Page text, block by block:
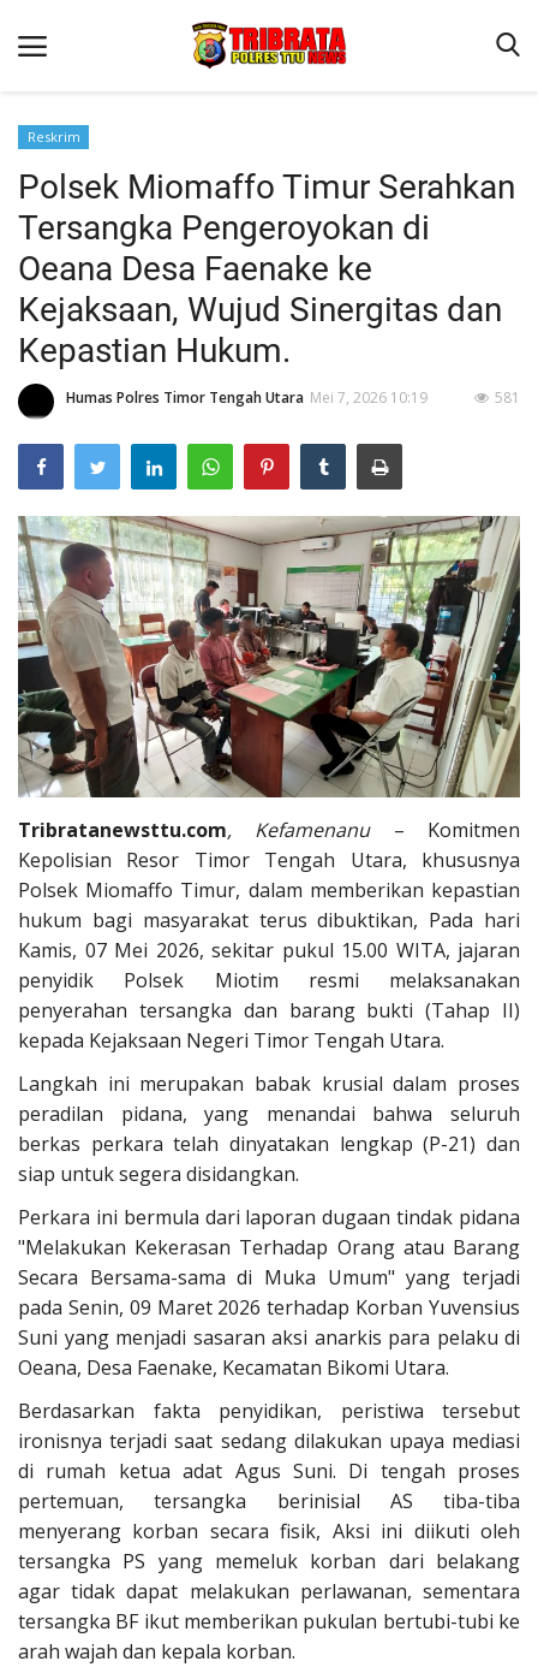
Beranda
Terms & Conditions
Reskrim
Binkam
Lantas
OPINI
Reskrim
Polsek Miomaffo Timur Serahkan
Tersangka Pengeroyokan di
Oeana Desa Faenake ke
Kejaksaan, Wujud Sinergitas dan
Kepastian Hukum.
Humas Polres Timor Tengah Utara Mei 7, 2026 10:19 581
Tribratanewsttu.com, Kefamenanu– Komitmen
Kepolisian Resor Timor Tengah Utara, khususnya
Polsek Miomaffo Timur, dalam memberikan kepastian
hukum bagi masyarakat terus dibuktikan, Pada hari
Kamis, 07 Mei 2026, sekitar pukul 15.00 WITA, jajaran
penyidik Polsek Miotim resmi melaksanakan
penyerahan tersangka dan barang bukti (Tahap II)
kepada Kejaksaan Negeri Timor Tengah Utara.
Langkah ini merupakan babak krusial dalam proses
peradilan pidana, yang menandai bahwa seluruh
berkas perkara telah dinyatakan lengkap (P-21) dan
siap untuk segera disidangkan.
Perkara ini bermula dari laporan dugaan tindak pidana
"Melakukan Kekerasan Terhadap Orang atau Barang
Secara Bersama-sama di Muka Umum" yang terjadi
pada Senin, 09 Maret 2026 terhadap Korban Yuvensius
Suni yang menjadi sasaran aksi anarkis para pelaku di
Oeana, Desa Faenake, Kecamatan Bikomi Utara.
Berdasarkan fakta penyidikan, peristiwa tersebut
ironisnya terjadi saat sedang dilakukan upaya mediasi
di rumah ketua adat Agus Suni. Di tengah proses
pertemuan, tersangka berinisial AS tiba-tiba
menyerang korban secara fisik, Aksi ini diikuti oleh
tersangka PS yang memeluk korban dari belakang
agar tidak dapat melakukan perlawanan, sementara
tersangka BF ikut memberikan pukulan bertubi-tubi ke
arah wajah dan kepala korban.